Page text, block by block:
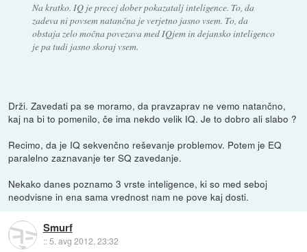
Na kratko. IQ je precej dober pokazatalj inteligence. To, da
zadeva ni povsem natančna je verjetno jasno vsem. To, da
obstaja zelo močna povezava med IQjem in dejansko inteligenco
je pa tudi jasno skoraj vsem.
Drži. Zavedati pa se moramo, da pravzaprav ne vemo natančno,
kaj na bi to pomenilo, če ima nekdo velik IQ. Je to dobro ali slabo ?
Recimo, da je IQ sekvenčno reševanje problemov. Potem je EQ
paralelno zaznavanje ter SQ zavedanje.
Nekako danes poznamo 3 vrste inteligence, ki so med seboj
neodvisne in ena sama vrednost nam ne pove kaj dosti.
Smurf
::5. avg 2012, 23:32